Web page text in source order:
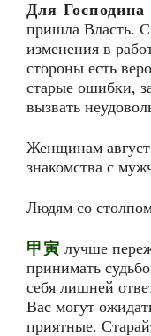
Для
пришла Власть.
изменения в
стороны есть
старые ошибки,
вызвать
Женщинам
знакомства с
Людям со
甲寅 лучше
принимать
себя лишней
Вас могут
приятные.